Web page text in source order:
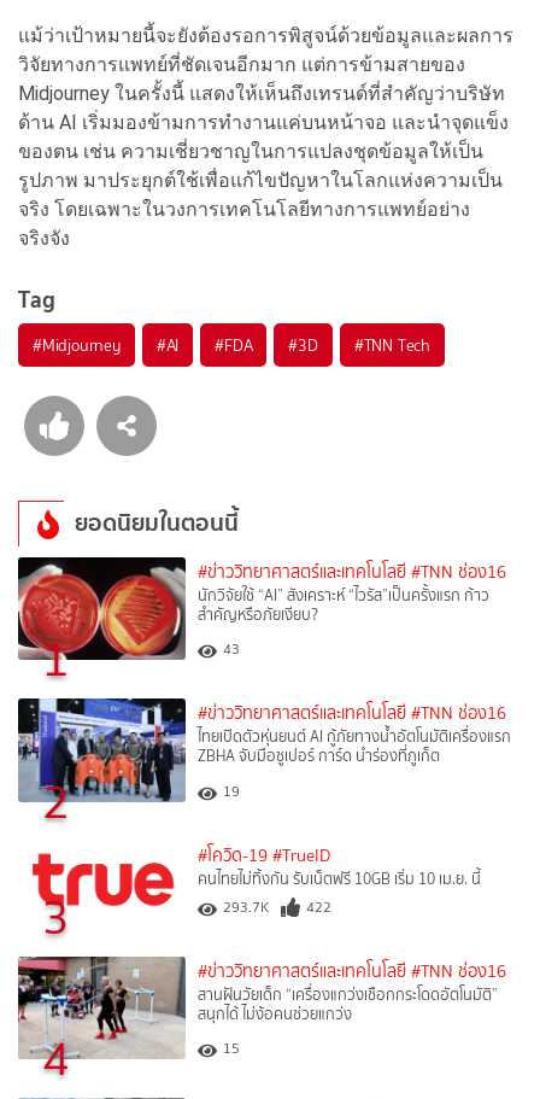
แม้ว่าเป้าหมายนี้จะยังต้องรอการพิสูจน์ด้วยข้อมูลและผลการ
วิจัยทางการแพทย์ที่ชัดเจนอีกมาก แต่การข้ามสายของ
Midjourney ในครั้งนี้ แสดงให้เห็นถึงเทรนด์ที่สำคัญว่าบริษัท
ด้าน AI เริ่มมองข้ามการทำงานแค่บนหน้าจอ และนำจุดแข็ง
ของตน เช่น ความเชี่ยวชาญในการแปลงชุดข้อมูลให้เป็น
รูปภาพ มาประยุกต์ใช้เพื่อแก้ไขปัญหาในโลกแห่งความเป็น
จริง โดยเฉพาะในวงการเทคโนโลยีทางการแพทย์อย่าง
จริงจัง
Tag
#Midjourney #AI #FDA #3D #TNN Tech
ยอดนิยมในตอนนี้
1
#ข่าววิทยาศาสตร์และเทคโนโลยี #TNN ช่อง16
นักวิจัยใช้ “AI” สังเคราะห์ “ไวรัส”เป็นครั้งแรก ก้าว
สำคัญหรือภัยเงียบ?
43
2
#ข่าววิทยาศาสตร์และเทคโนโลยี #TNN ช่อง16
ไทยเปิดตัวหุ่นยนต์ AI กู้ภัยทางน้ำอัตโนมัติเครื่องแรก
ZBHA จับมือซูเปอร์ การ์ด นำร่องที่ภูเก็ต
19
3
#โควิด-19 #TrueID
คนไทยไม่ทิ้งกัน รับเน็ตฟรี 10GB เริ่ม 10 เม.ย. นี้
293.7K 422
4
#ข่าววิทยาศาสตร์และเทคโนโลยี #TNN ช่อง16
สานฝันวัยเด็ก “เครื่องแกว่งเชือกกระโดดอัตโนมัติ”
สนุกได้ ไม่ง้อคนช่วยแกว่ง
15